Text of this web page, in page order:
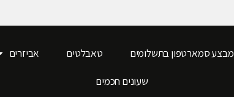
מבצע סמארטפון בתשלומים טאבלטים אביזרים
שעונים חכמים